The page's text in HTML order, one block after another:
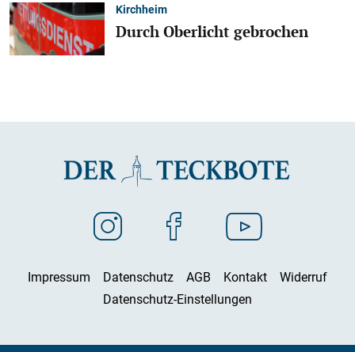
Kirchheim
Durch Oberlicht gebrochen
Impressum Datenschutz AGB Kontakt
Widerruf
Datenschutz-Einstellungen